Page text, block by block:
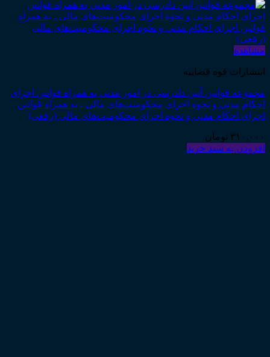
مشاهده
انتشارات قوه قضاییه
مجموعه قوانین آیین دادرسی در امور مدنی به همراه قوانین اجرای
احکام مدنی و نحوه اجرای محکومیت‌های مالی ـ به همراه قوانین
اجرای احکام مدنی و نحوه اجرای محکومیت‌های مالی (رقعی)
۳۱۰,۰۰۰ تومان
افزودن به سبد خرید